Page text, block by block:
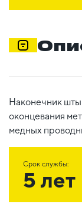
Наконечник
оконцевания
медных
Срок службы:
5 лет